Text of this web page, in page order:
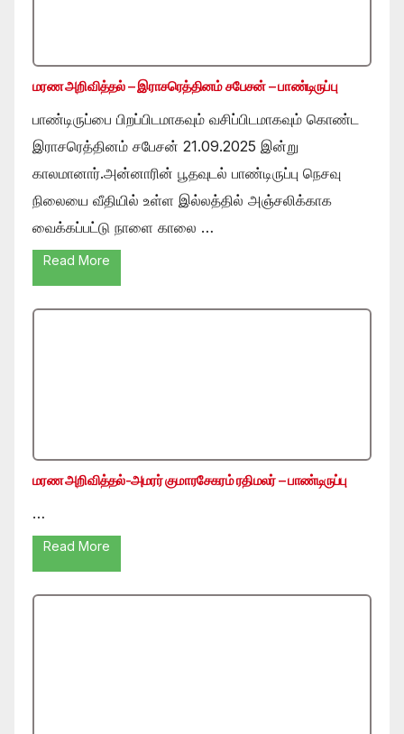
மரண அறிவித்தல் – இராசரெத்தினம் சபேசன் – பாண்டிருப்பு
பாண்டிருப்பை பிறப்பிடமாகவும் வசிப்பிடமாகவும் கொண்ட
இராசரெத்தினம் சபேசன் 21.09.2025 இன்று
காலமானார்.அன்னாரின் பூதவுடல் பாண்டிருப்பு நெசவு
நிலையை வீதியில் உள்ள இல்லத்தில் அஞ்சலிக்காக
வைக்கப்பட்டு நாளை காலை …
Read More
மரண அறிவித்தல்-அமரர் குமாரசேகரம் ரதிமலர் – பாண்டிருப்பு
…
Read More